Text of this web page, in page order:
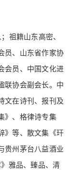
祖籍山东高密、
员、山东省作家协
会员、中国文化进
联协会副会长。中
文在诗刊、报刊及
》、格律诗专集
》等、散文集《玕
贵州茅台八益酒业
雅品、臻品、清